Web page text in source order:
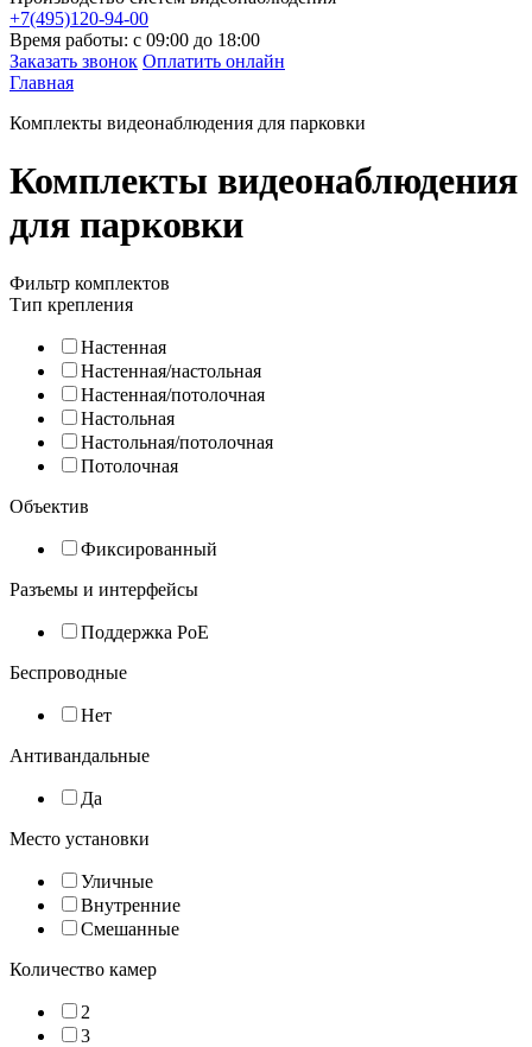
+7(495)120-94-00
Время работы: с 09:00 до 18:00
Заказать звонок Оплатить онлайн
Главная
Комплекты видеонаблюдения для парковки
Комплекты видеонаблюдения
для парковки
Фильтр комплектов
Тип крепления
Настенная
Настенная/настольная
Настенная/потолочная
Настольная
Настольная/потолочная
Потолочная
Объектив
Фиксированный
Разъемы и интерфейсы
Поддержка PoE
Беспроводные
Нет
Антивандальные
Да
Место установки
Уличные
Внутренние
Смешанные
Количество камер
2
3